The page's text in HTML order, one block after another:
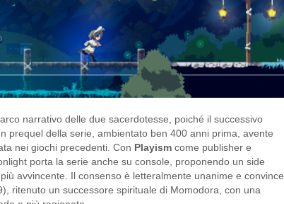
narrativo delle due sacerdotesse, poiché il successivo
prequel della serie, ambientato ben 400 anni prima, avente
nei giochi precedenti. Con Playism come publisher e
porta la serie anche su console, proponendo un side
avvincente. Il consenso è letteralmente unanime e convince
ritenuto un successore spirituale di Momodora, con una